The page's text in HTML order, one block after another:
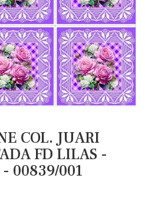
COL. JUARI
FD LILAS -
- 00839/001